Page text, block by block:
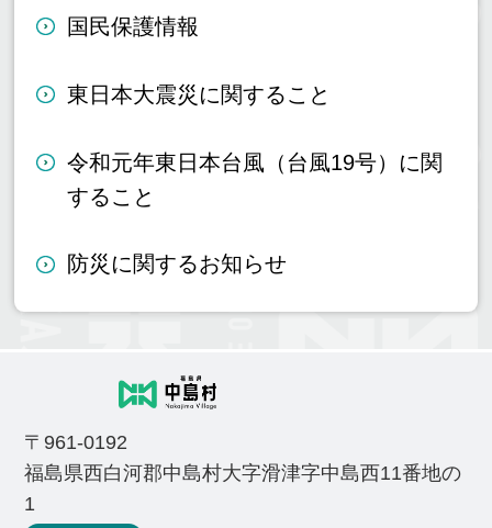
国民保護情報
東日本大震災に関すること
令和元年東日本台風（台風19号）に関
すること
防災に関するお知らせ
〒961-0192
福島県西白河郡中島村大字滑津字中島西11番地の
1